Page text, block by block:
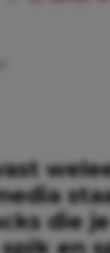
die
en